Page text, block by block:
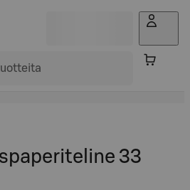
33